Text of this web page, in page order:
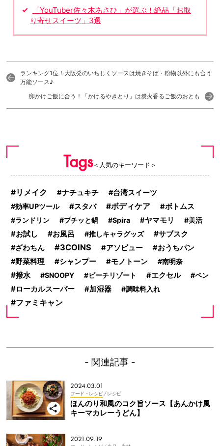
「YouTuber佐々木あさひ」が選ぶ！絶品「お取
り寄せスイーツ」3選
ランキング1位！大阪発のいちじくソースは焼きそば・粉物以外にも合う
万能ソース♪
卵かけご飯に合う！「かけるやきとり」は炭火香るご飯のおとも
Tags＜人気のキーワード＞
リメイク ナチュキチ 台湾スイーツ
効率UPツール スタバ ボディケア ボトムス
ランドリン プチッと鍋 Spira ヤマモリ 美活
お試し お風呂 推しキャラグッズ サブスク
ざわちん 3COINS アソビュー
おうちパン
野菜料理
シャンプー モノトーン 南明奈
撥水 SNOOPY ビーチリゾート エクセル ペン
ローカルスーパー 加湿器 調味料入れ
ファミキャン
- 関連記事 -
2024.03.01
フード・レシピ/ レシピ
ほんのり和風のコク旨ソース【あんかけ風
キーマカレーうどん】
2021.09.19